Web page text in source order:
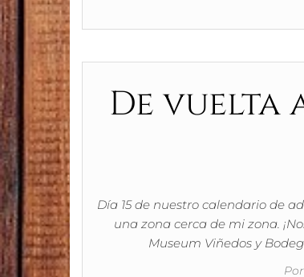
De vuelta
Día 15 de nuestro calendario de
una zona cerca de mi zona.
Museum Viñedos y
Por